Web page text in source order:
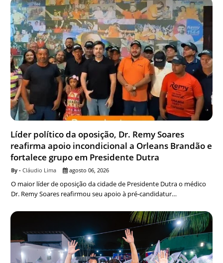
Líder político da oposição, Dr. Remy Soares
reafirma apoio incondicional a Orleans Brandão e
fortalece grupo em Presidente Dutra
Cláudio Lima agosto 06, 2026
O maior líder de oposição da cidade de Presidente Dutra o médico
Dr. Remy Soares reafirmou seu apoio à pré-candidatur…